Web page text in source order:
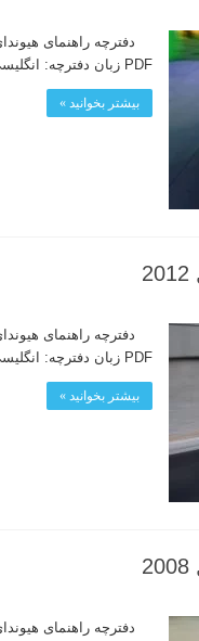
PDF زبان دفترچه: انگلیسی لینک دانلود
بیشتر بخوانید »
PDF زبان دفترچه: انگلیسی لینک دانلود
بیشتر بخوانید »